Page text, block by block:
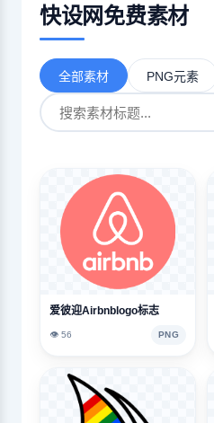
快设网免费素材
全部素材 PNG元素
爱彼迎Airbnblogo标志
👁️ 56 PNG